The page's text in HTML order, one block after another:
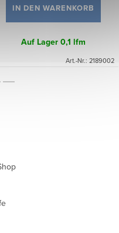
IN DEN WARENKORB
Auf Lager 0,1 lfm
Art.-Nr.: 2189002